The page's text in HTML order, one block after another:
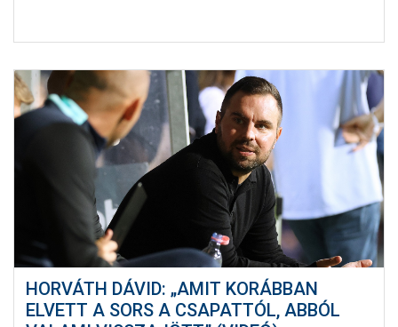
HORVÁTH DÁVID: „AMIT KORÁBBAN
ELVETT A SORS A CSAPATTÓL, ABBÓL